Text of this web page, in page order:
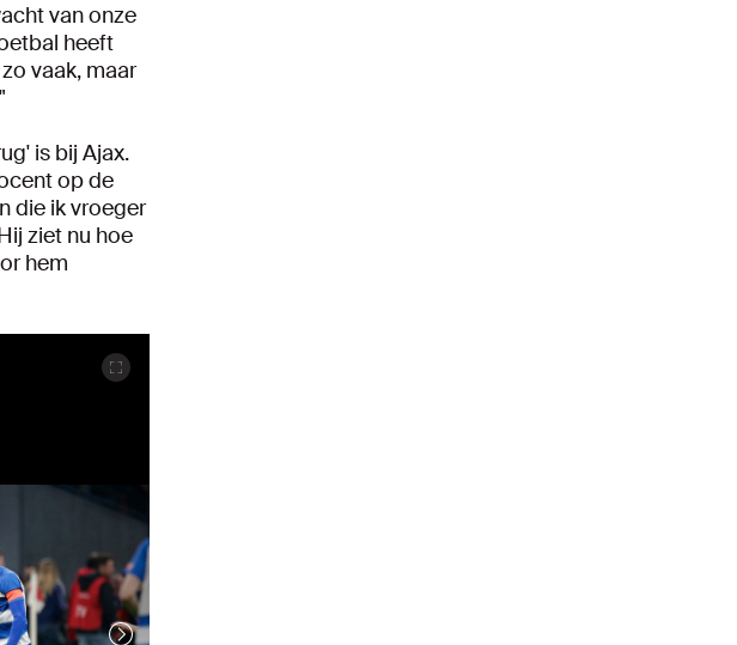
van onze
heeft
vaak, maar
is bij Ajax.
op de
die ik vroeger
ziet nu hoe
hem